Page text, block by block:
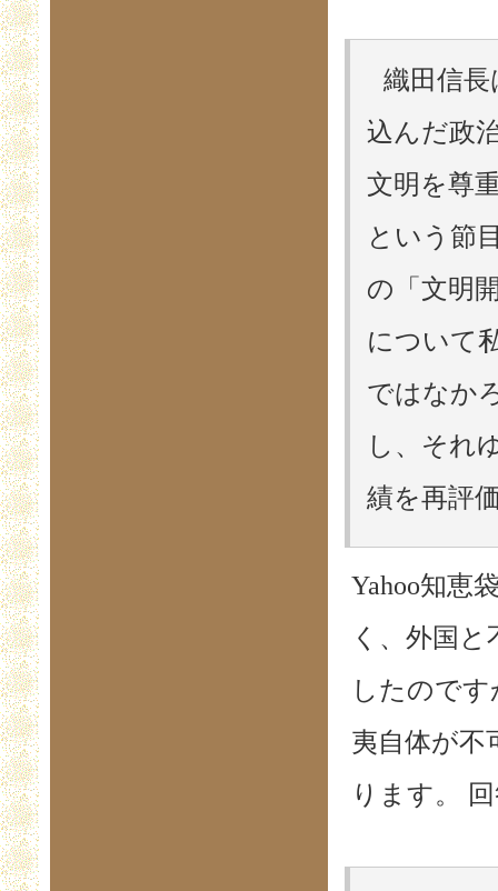
織田信
込んだ政
文明を尊
という節
の「文明
について
ではなか
し、それ
績を再評
Yahoo知恵
く、外国
したので
夷自体が不
ります。